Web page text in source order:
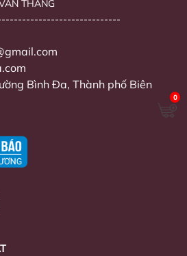
THẮNG
Bình Đa, Thành phố Biên
chơi cầu lông từ cơ bản đến nâng
của việc chơi cầu lông đối với sức
04/2024
0